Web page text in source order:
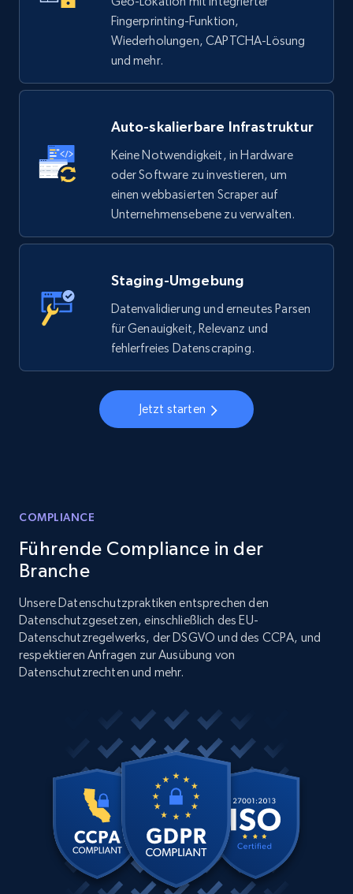
Fingerprinting-Funktion,
Wiederholungen, CAPTCHA-Lösung
und mehr.
Auto-skalierbare Infrastruktur
Keine Notwendigkeit, in Hardware
oder Software zu investieren, um
einen webbasierten Scraper auf
Unternehmensebene zu verwalten.
Staging-Umgebung
Datenvalidierung und erneutes Parsen
für Genauigkeit, Relevanz und
fehlerfreies Datenscraping.
Jetzt starten
COMPLIANCE
Führende Compliance in der
Branche
Unsere Datenschutzpraktiken entsprechen den
Datenschutzgesetzen, einschließlich des EU-
Datenschutzregelwerks, der DSGVO und des CCPA, und
respektieren Anfragen zur Ausübung von
Datenschutzrechten und mehr.